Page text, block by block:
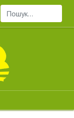
Пошук...